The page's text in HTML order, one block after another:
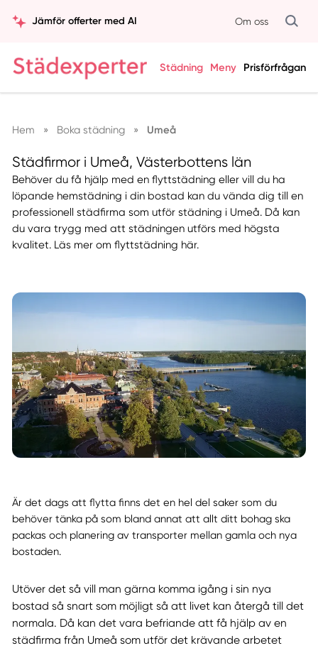
Jämför offerter med AI Om oss
Städning Meny Prisförfrågan
Hem » Boka städning » Umeå
Städfirmor i Umeå, Västerbottens län
Behöver du få hjälp med en flyttstädning eller vill du ha
löpande hemstädning i din bostad kan du vända dig till en
professionell städfirma som utför städning i Umeå. Då kan
du vara trygg med att städningen utförs med högsta
kvalitet. Läs mer om flyttstädning här.
Är det dags att flytta finns det en hel del saker som du
behöver tänka på som bland annat att allt ditt bohag ska
packas och planering av transporter mellan gamla och nya
bostaden.
Utöver det så vill man gärna komma igång i sin nya
bostad så snart som möjligt så att livet kan återgå till det
normala. Då kan det vara befriande att få hjälp av en
städfirma från Umeå som utför det krävande arbetet